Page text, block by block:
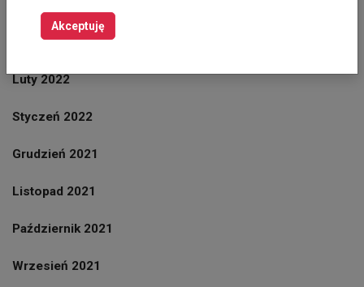
Marzec 2022
Luty 2022
Styczeń 2022
Grudzień 2021
Listopad 2021
Październik 2021
Wrzesień 2021
Akceptuję